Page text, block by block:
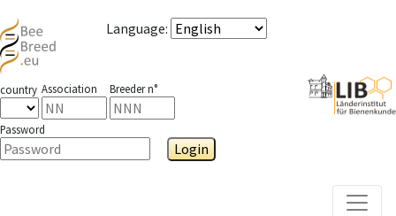
Language:
country Association Breeder n°
Password
Login